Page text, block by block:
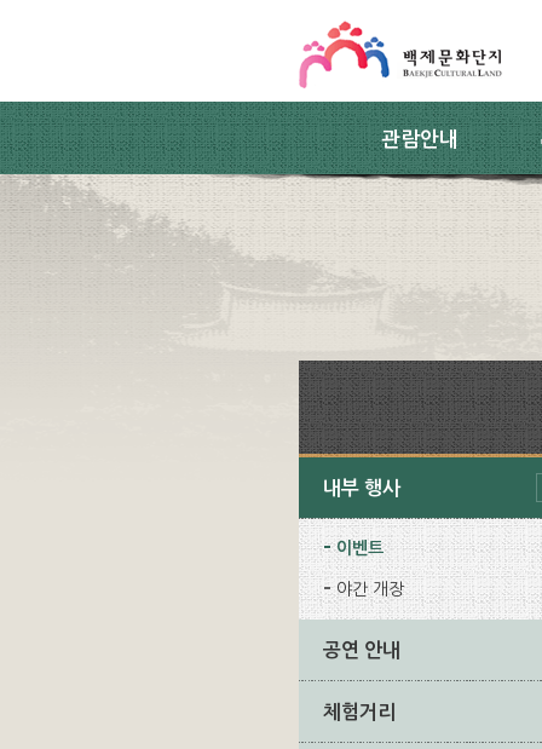
관람안내
내부 행사
이벤트
야간 개장
공연 안내
체험거리